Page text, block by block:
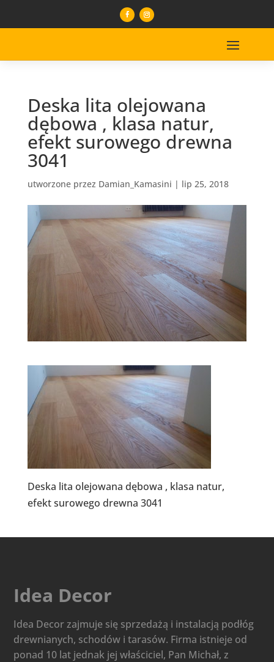
Deska lita olejowana
dębowa , klasa natur,
efekt surowego drewna
3041
utworzone przez Damian_Kamasini | lip 25, 2018
Deska lita olejowana dębowa , klasa natur,
efekt surowego drewna 3041
Idea Decor
Idea Decor zajmuje się sprzedażą i instalacją podłóg
drewnianych, schodów i tarasów. Firma istnieje od
ponad 10 lat jednak jej właściciel, Pan Michał, z